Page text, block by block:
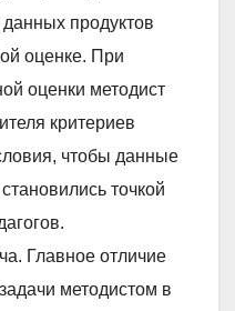
продуктов
оценке. При
оценки методист
критериев
чтобы данные
точкой
Главное отличие
методистом в